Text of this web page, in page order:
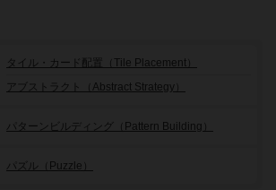
タイル・カード配置（Tile Placement）
アブストラクト（Abstract Strategy）
パターンビルディング（Pattern Building）
パズル（Puzzle）